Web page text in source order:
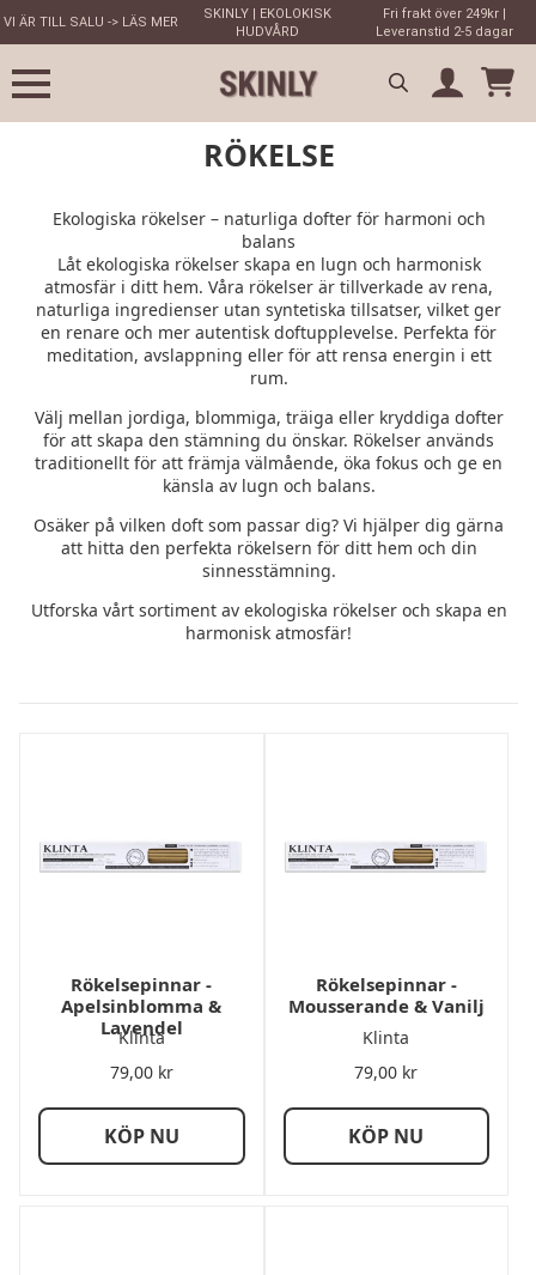
VI ÄR TILL SALU -> LÄS MER
SKINLY | EKOLOKISK
HUDVÅRD
Fri frakt över 249kr |
Leveranstid 2-5 dagar
Search
RÖKELSE
Ekologiska rökelser – naturliga dofter för harmoni och
balans
Låt ekologiska rökelser skapa en lugn och harmonisk
atmosfär i ditt hem. Våra rökelser är tillverkade av rena,
naturliga ingredienser utan syntetiska tillsatser, vilket ger
en renare och mer autentisk doftupplevelse. Perfekta för
meditation, avslappning eller för att rensa energin i ett
rum.
Välj mellan jordiga, blommiga, träiga eller kryddiga dofter
för att skapa den stämning du önskar. Rökelser används
traditionellt för att främja välmående, öka fokus och ge en
känsla av lugn och balans.
Osäker på vilken doft som passar dig? Vi hjälper dig gärna
att hitta den perfekta rökelsern för ditt hem och din
sinnesstämning.
Utforska vårt sortiment av ekologiska rökelser och skapa en
harmonisk atmosfär!
Rökelsepinnar -
Apelsinblomma &
Lavendel
Klinta
79,00 kr
KÖP NU
Rökelsepinnar -
Mousserande & Vanilj
Klinta
79,00 kr
KÖP NU